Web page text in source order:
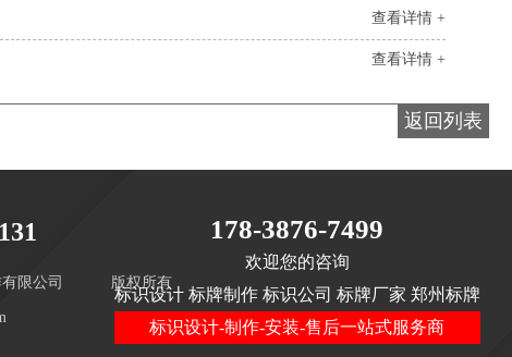
查看详情 +
查看详情 +
返回列表
限公司 版权所有
178-3876-7499
欢迎您的咨询
标识设计 标牌制作 标识公司 标牌厂家 郑州标牌
标识设计-制作-安装-售后一站式服务商